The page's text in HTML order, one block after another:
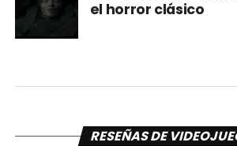
el horror clásico
RESEÑAS DE